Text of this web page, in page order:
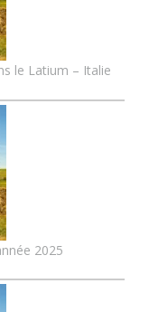
le Latium – Italie
2025